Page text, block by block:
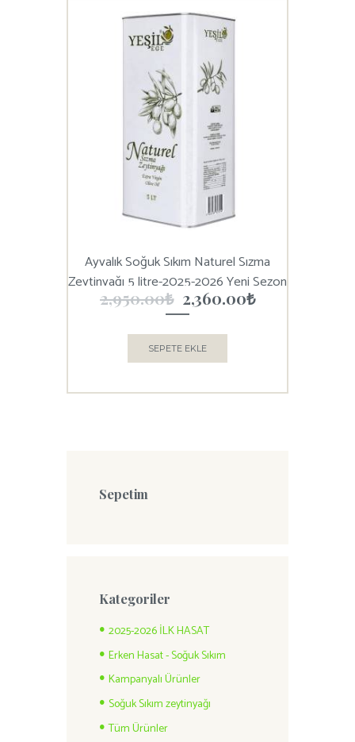
Ayvalık Soğuk Sıkım Naturel Sızma
Zeytinyağı 5 litre-2025-2026 Yeni Sezon
2,950.00₺ 2,360.00₺
SEPETE EKLE
Sepetim
Kategoriler
2025-2026 İLK HASAT
Erken Hasat - Soğuk Sıkım
Kampanyalı Ürünler
Soğuk Sıkım zeytinyağı
Tüm Ürünler